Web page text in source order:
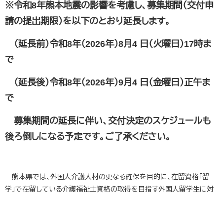
※令和8年熊本地震の影響を考慮し、募集期間（交付申
請の提出期限）を以下のとおり延長します。
（延長前）令和8年（2026年）8月4 日（火曜日）17時ま
で
（延長後）令和8年（2026年）9月4 日（金曜日）正午ま
で
募集期間の延長に伴い、交付決定のスケジュールも
後ろ倒しになる予定です。ご了承ください。
熊本県では、外国人介護人材の更なる確保を目的に、在留資格「留
学」で在留している介護福祉士資格の取得を目指す外国人留学生に対